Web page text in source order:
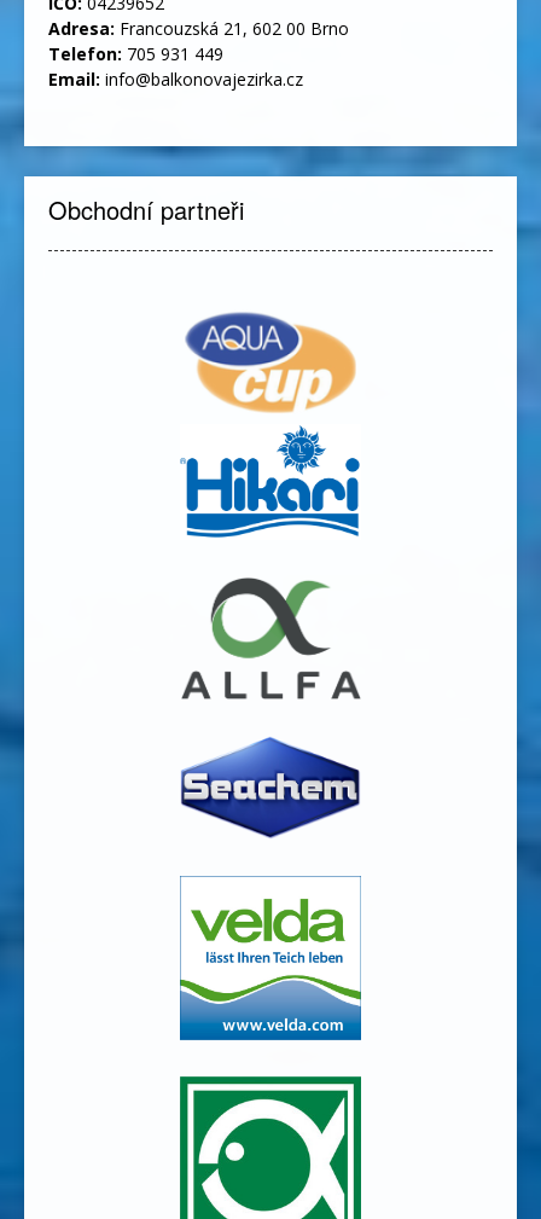
Adresa: Francouzská 21, 602 00 Brno
Telefon: 705 931 449
Email: info@balkonovajezirka.cz
Obchodní partneři